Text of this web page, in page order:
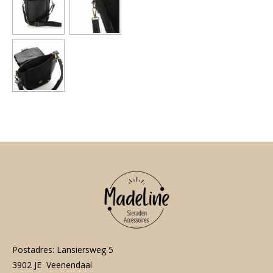
Postadres: Lansiersweg 5
3902 JE Veenendaal